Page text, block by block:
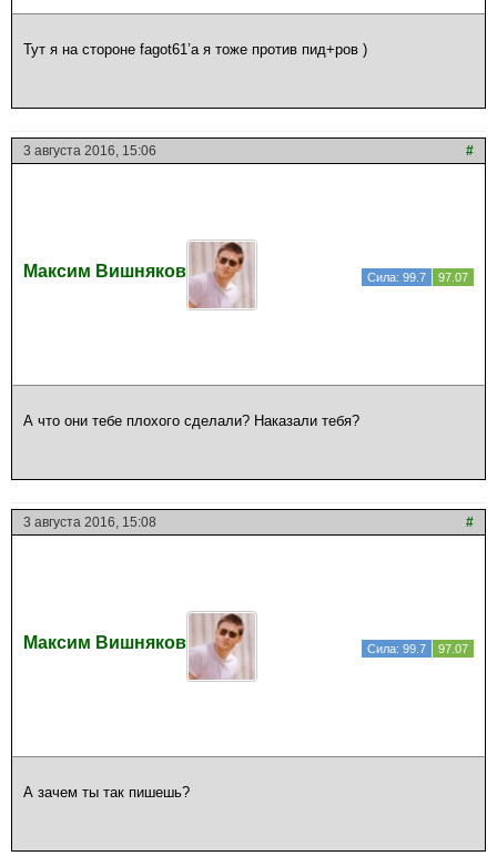
Тут я на стороне fagot61’a я тоже против пид+ров )
3 августа 2016, 15:06 #
Максим Вишняков Сила: 99.7 97.07
А что они тебе плохого сделали? Наказали тебя?
3 августа 2016, 15:08 #
Максим Вишняков Сила: 99.7 97.07
А зачем ты так пишешь?